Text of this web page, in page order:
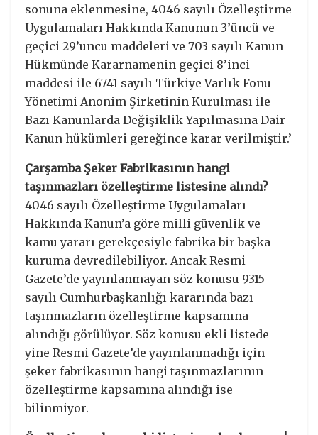
sonuna eklenmesine, 4046 sayılı Özelleştirme
Uygulamaları Hakkında Kanunun 3’üncü ve
geçici 29’uncu maddeleri ve 703 sayılı Kanun
Hükmünde Kararnamenin geçici 8’inci
maddesi ile 6741 sayılı Türkiye Varlık Fonu
Yönetimi Anonim Şirketinin Kurulması ile
Bazı Kanunlarda Değişiklik Yapılmasına Dair
Kanun hükümleri gereğince karar verilmiştir.’
Çarşamba Şeker Fabrikasının hangi
taşınmazları özelleştirme listesine alındı?
4046 sayılı Özelleştirme Uygulamaları
Hakkında Kanun’a göre milli güvenlik ve
kamu yararı gerekçesiyle fabrika bir başka
kuruma devredilebiliyor. Ancak Resmi
Gazete’de yayınlanmayan söz konusu 9315
sayılı Cumhurbaşkanlığı kararında bazı
taşınmazların özelleştirme kapsamına
alındığı görülüyor. Söz konusu ekli listede
yine Resmi Gazete’de yayınlanmadığı için
şeker fabrikasının hangi taşınmazlarının
özelleştirme kapsamına alındığı ise
bilinmiyor.